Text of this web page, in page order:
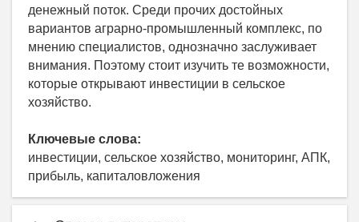
денежный поток. Среди прочих достойных
вариантов аграрно-промышленный комплекс, по
мнению специалистов, однозначно заслуживает
внимания. Поэтому стоит изучить те возможности,
которые открывают инвестиции в сельское
хозяйство.
Ключевые слова:
инвестиции, сельское хозяйство, мониторинг, АПК,
прибыль, капиталовложения